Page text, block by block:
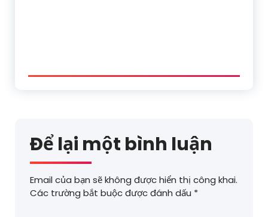
Để lại một bình luận
Email của bạn sẽ không được hiển thị công khai.
Các trường bắt buộc được đánh dấu *